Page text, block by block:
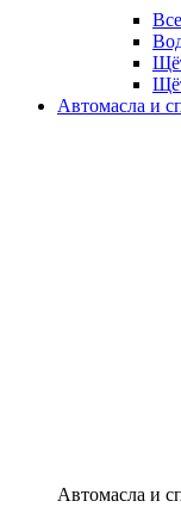
Автомасла и
Автомасла и